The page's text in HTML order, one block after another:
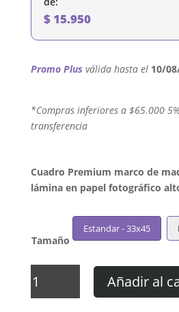
$15.950
Promo Plus válida hasta el 10/
´*Compras inferiores a $65.000
transferencia
Cuadro Premium marco de
lámina en papel fotográfico
Tamaño
Estandar - 33x45
Los
Añadir al